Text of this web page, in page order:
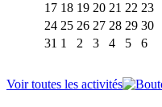
17 18 19 20 21 22 23
24 25 26 27 28 29 30
31 1 2 3 4 5 6
Voir toutes les activités